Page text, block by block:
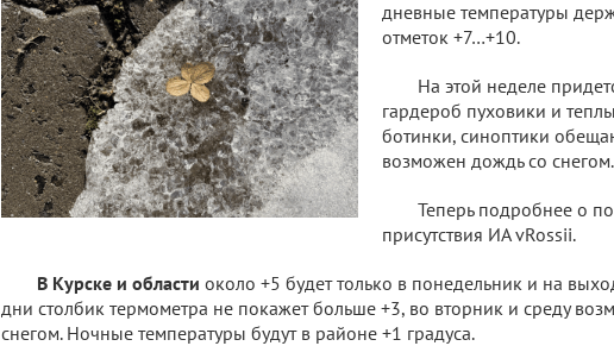
дневные температуры
отметок +7…+10.
На этой неделе
гардероб пуховики и
ботинки, синоптики
возможен дождь со снегом.
Теперь подробнее о
присутствия ИА vRossii.
В Курске и области около +5 будет только в понедельник и на
дни столбик термометра не покажет больше +3, во вторник и среду
снегом. Ночные температуры будут в районе +1 градуса.